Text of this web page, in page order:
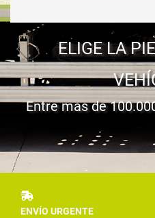
ELIGE LA
Entre mas de
ENVÍO URGENTE